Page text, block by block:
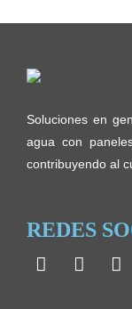
Soluciones en
agua con
contribuyendo al
REDES